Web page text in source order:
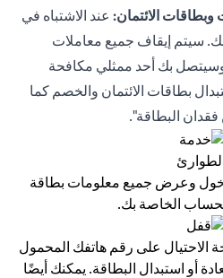
الائتمان: عند الاشتباه في
سيتم إيقاف جميع معاملات
وسيتصل بك أحد ممثلي مكافحة
بطاقات الائتمان والخصم كما
فقدان البطاقة".
وعرض جميع معلومات بطاقة
الخاصة بك.
على رقم هاتفك المحمول
أو استبدال البطاقة. يمكنك أيضًا